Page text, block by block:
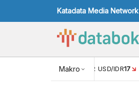
Katadata Media Network
Makro
NILAI TUKAR USD/IDR17